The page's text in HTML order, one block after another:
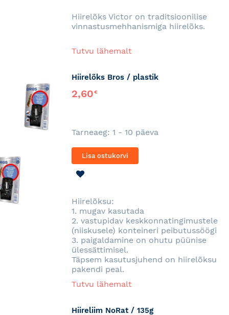
Hiirelõks Victor on traditsioonilise
vinnastus­mehhanismiga hiirelõks.
Tutvu lähemalt
Hiirelõks Bros / plastik
2,60€
Tarneaeg: 1 - 10 päeva
Lisa ostukorvi
Hiirelõksu:
1. mugav kasutada
2. vastupidav keskkonnatingimustele
(niiskusele) konteineri peibutussöögi
3. paigaldamine on ohutu püünise
ülessättimisel.
Täpsem kasutusjuhend on hiirelõksu
pakendi peal.
Tutvu lähemalt
Hiireliim NoRat / 135g